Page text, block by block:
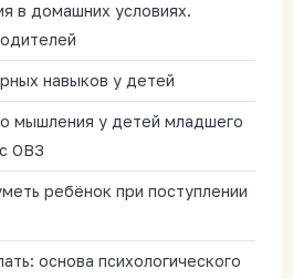
в домашних условиях.
навыков у детей
мышления у детей младшего
ОВЗ
ребёнок при поступлении
основа психологического